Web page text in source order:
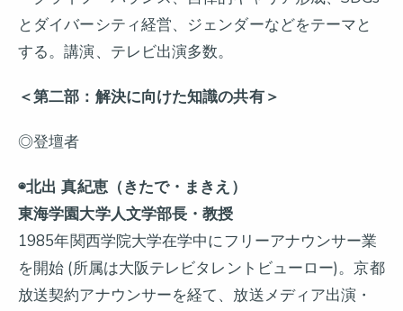
とダイバーシティ経営、ジェンダーなどをテーマと
する。講演、テレビ出演多数。
＜第二部：解決に向けた知識の共有＞
◎登壇者
◉北出 真紀恵（きたで・まきえ）
東海学園大学人文学部長・教授
1985年関西学院大学在学中にフリーアナウンサー業
を開始 (所属は大阪テレビタレントビューロー)。京都
放送契約アナウンサーを経て、放送メディア出演・